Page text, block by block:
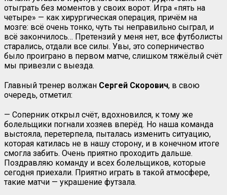
отыграть без моментов у своих ворот. Игра «пять на
четыре» — как хирургическая операция, причём на
мозге: всё очень тонко, чуть ты неправильно сыграл, и
всё закончилось… Претензий у меня нет, все футболисты
старались, отдали все силы. Увы, это соперничество
было проиграно в первом матче, слишком тяжёлый счёт
мы привезли с выезда.
Главный тренер волжан Сергей Скорович, в свою
очередь, отметил:
— Соперник открыл счёт, вдохновился, к тому же
болельщики погнали хозяев вперёд. Но наша команда
выстояла, перетерпела, пыталась изменить ситуацию,
которая катилась не в нашу сторону, и в конечном итоге
смогла забить. Очень приятно проходить дальше.
Поздравляю команду и всех болельщиков, которые
сегодня приехали. Приятно играть в такой атмосфере,
такие матчи — украшение футзала.